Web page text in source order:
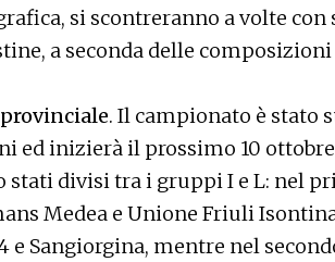
si scontreranno a volte
a seconda delle
provinciale. Il campionato è stato
ed inizierà il prossimo 10
stati divisi tra i gruppi I e L: nel
Medea e Unione Friuli
e Sangiorgina, mentre nel